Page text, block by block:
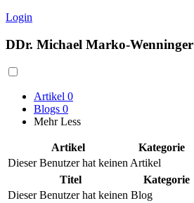
Login
DDr. Michael Marko-Wenninger
Artikel 0
Blogs 0
Mehr Less
Artikel Kategorie
Dieser Benutzer hat keinen Artikel
Titel
Kategorie
Dieser Benutzer hat keinen Blog